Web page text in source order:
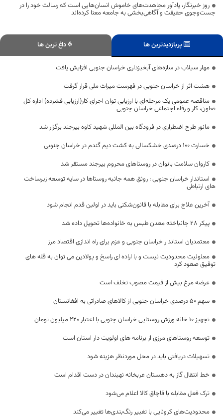
روز خبرنگار، یادآور مجاهدت‌های خاموش انسان‌هایی است که رسالت خود را در
جست‌وجوی حقیقت و آگاهی‌بخشی به جامعه معنا کرده‌اند
پربازدیدترین ها داغ ترین ها
مهار سیلاب در سازه‌های آبخیزداری خراسان جنوبی افزایش یافت
هشت اثر از خراسان جنوبی در فهرست میراث ملی قرار گرفت
مناقصه عمومی یک مرحله‌ای با ارزیابی توان اجرای کار(ارزیابی فشرده) اداره کل
تعاون، کار و رفاه اجتماعی خراسان جنوبی
مانور طرح اضطراری در فرودگاه بین المللی شهید کاوه بیرجند برگزار شد
خسارت ۱۰۰ درصدی خشکسالی به کشت دیم گندم در خراسان جنوبی
کاروان سلامت بانوان در روستاهای محروم بیرجند مستقر شد
استاندار خراسان جنوبی : رونق همه جانبه روستاها در سایه توسعه زیرساخت
های ارتباطی
آخرین علاج برای مقابله با قانون‌شکنی باید در اولین قدم انجام شود
پیکر 28 جانباخته معدن طبس به خانواده‌ها تحویل داده شد
معتمدیان استاندار خراسان جنوبی و عزم برای راه اندازی اقتصاد مرز
معلولیت محدودیت نیست و با اراده ای راسخ و پولادین می توان به قله های
توفیق صعود کرد
عرضه مرغ بیش از قیمت مصوب تخلف است
سهم ۵۰ درصدی خراسان جنوبی از کالاهای صادراتی به افغانستان
تجهیز ۱۰ خانه ورزش روستایی خراسان جنوبی با اعتبار ۲۲۰ میلیون تومان
توسعه روستاهای مرزی از برنامه های اولویت دار استان است
تسهیلات دریافتی باید در محل موردنظر هزینه شود
خط انتقال گاز به دهستان عربخانه نهبندان در دست اقدام است
ترک فعل مقابله با قاچاق کالا اعلام می‌شود
محدودیت‌های کرونایی با تغییر رنگ‌بندی‌ها تغییر می‌کند